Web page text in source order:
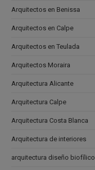
Arquitectos en Benissa
Arquitectos en Calpe
Arquitectos en Teulada
Arquitectos Moraira
Arquitectura Alicante
Arquitectura Calpe
Arquitectura Costa Blanca
Arquitectura de interiores
arquitectura diseño biofílico